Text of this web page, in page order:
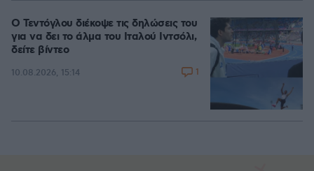
Ο Τεντόγλου διέκοψε τις δηλώσεις του
για να δει το άλμα του Ιταλού Ιντσόλι,
δείτε βίντεο
10.08.2026, 15:14 1